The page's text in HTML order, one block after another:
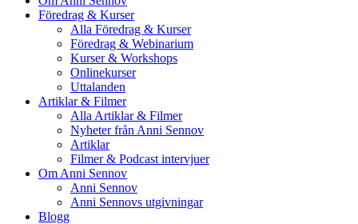
Föredrag & Kurser
Alla Föredrag & Kurser
Föredrag & Webinarium
Kurser & Workshops
Onlinekurser
Uttalanden
Artiklar & Filmer
Alla Artiklar & Filmer
Nyheter från Anni Sennov
Artiklar
Filmer & Podcast intervjuer
Om Anni Sennov
Anni Sennov
Anni Sennovs utgivningar
Blogg